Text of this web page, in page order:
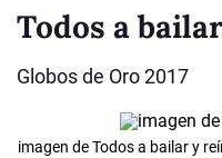
Todos a
Globos de Oro 2017
imagen de Todos a bailar y